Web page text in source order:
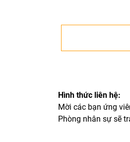
Hình thức liên hệ:
Mời các bạn ứng
Phòng nhân sự sẽ